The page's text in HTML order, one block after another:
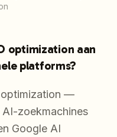
optimization aan
platforms?
optimization —
zoekmachines
Google AI